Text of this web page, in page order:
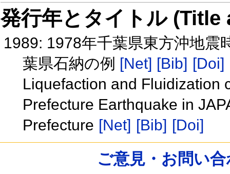
発行年とタイトル
1989: 1978年千葉県東方沖地震
葉県石納の例 [Net] [Bib] [Doi]
Liquefaction and Fluidization
Prefecture Earthquake in
Prefecture [Net] [Bib] [Doi]
ご意見・お問い